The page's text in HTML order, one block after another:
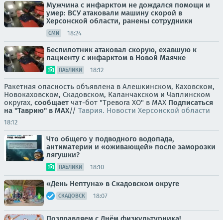
Мужчина с инфарктом не дождался помощи и
умер: ВСУ атаковали машину скорой в
Херсонской области, ранены сотрудники
СМИ 18:24
Беспилотник атаковал скорую, ехавшую к
пациенту с инфарктом в Новой Маячке
ПАБЛИКИ 18:12
Ракетная опасность объявлена в Алешкинском, Каховском,
Новокаховском, Скадовском, Каланчакском и Чаплинском
округах, сообщает чат-бот "Тревога ХО" в MAX Подписаться
на "Таврию" в MAX// Таврия. Новости Херсонской области
18:12
Что общего у подводного водопада,
антиматерии и «оживающей» после заморозки
лягушки?
ПАБЛИКИ 18:10
«День Нептуна» в Скадовском округе
СКАДОВСК 18:07